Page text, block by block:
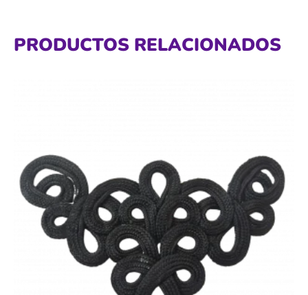
PRODUCTOS RELACIONADOS